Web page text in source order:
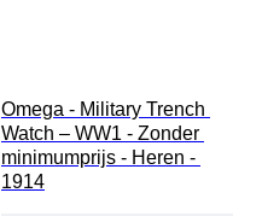
Omega - Military Trench
Watch – WW1 - Zonder
minimumprijs - Heren -
1914